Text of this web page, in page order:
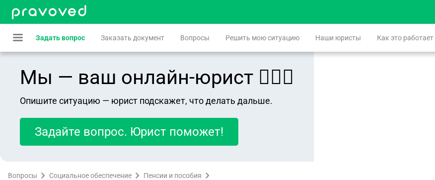
Задать вопрос Заказать документ Вопросы Решить мою ситуацию Наши юристы Как это работает
Мы — ваш онлайн-юрист 👨🏻‍⚖️
Опишите ситуацию — юрист подскажет, что делать дальше.
Задайте вопрос. Юрист поможет!
Вопросы Социальное обеспечение Пенсии и пособия